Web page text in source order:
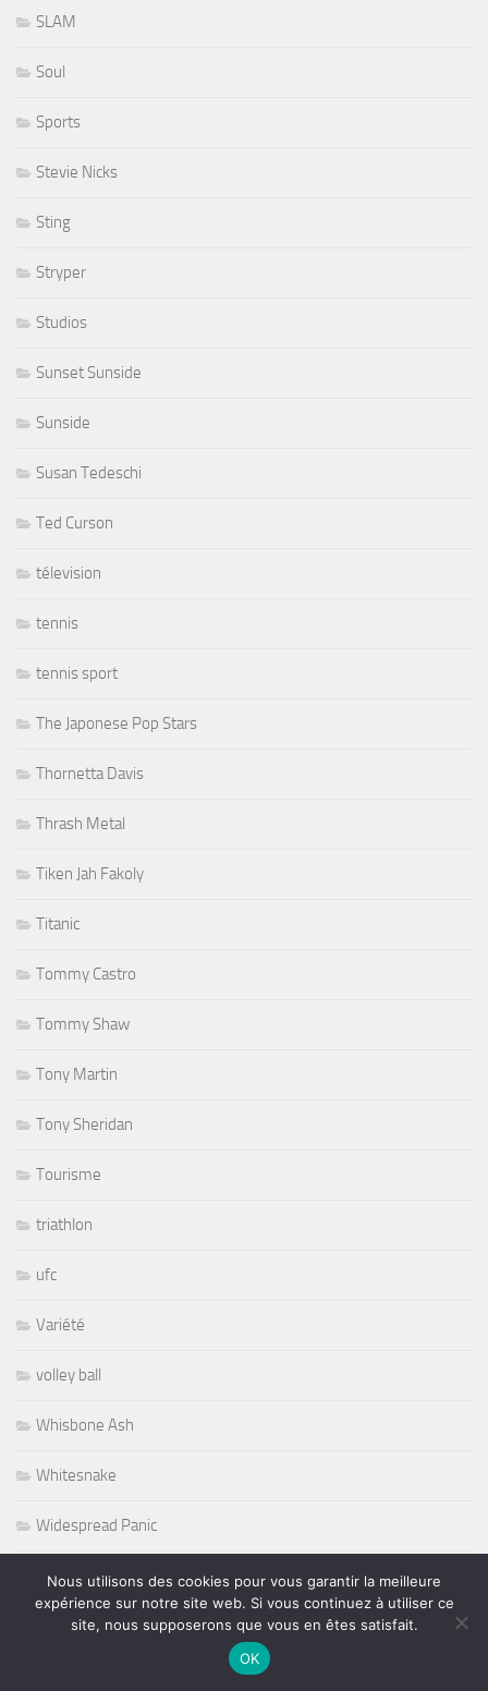
SLAM
Soul
Sports
Stevie Nicks
Sting
Stryper
Studios
Sunset Sunside
Sunside
Susan Tedeschi
Ted Curson
télevision
tennis
tennis sport
The Japonese Pop Stars
Thornetta Davis
Thrash Metal
Tiken Jah Fakoly
Titanic
Tommy Castro
Tommy Shaw
Tony Martin
Tony Sheridan
Tourisme
triathlon
ufc
Variété
volley ball
Whisbone Ash
Whitesnake
Widespread Panic
World
Wursel
Nous utilisons des cookies pour vous garantir la meilleure
expérience sur notre site web. Si vous continuez à utiliser ce
site, nous supposerons que vous en êtes satisfait.
OK